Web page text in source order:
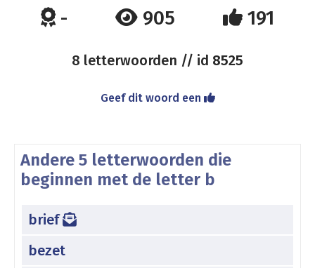
- 905 191
8 letterwoorden // id 8525
Geef dit woord een
Andere 5 letterwoorden die
beginnen met de letter b
brief
bezet